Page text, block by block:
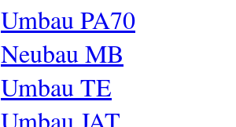
Umbau PA70
Neubau MB
Umbau TE
Umbau JAT